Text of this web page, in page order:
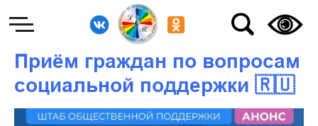
Приём граждан по вопросам
социальной поддержки 🇷🇺